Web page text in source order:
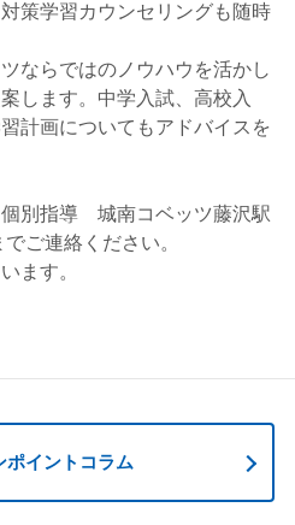
策学習カウンセリングも随時
ならではのノウハウを活かし
します。中学入試、高校入
計画についてもアドバイスを
別指導 城南コベッツ藤沢駅
でご連絡ください。
ます。
ポイントコラム